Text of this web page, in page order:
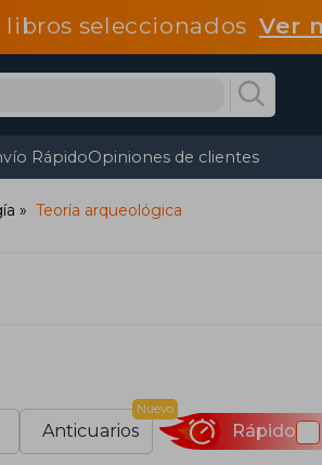
libros seleccionadosVer
RápidoOpiniones de clientes
Teoría arqueológica
Anticuarios
Nuevo
Rápido